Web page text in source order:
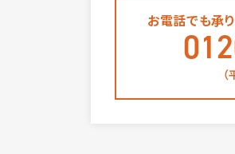
お電話でも承